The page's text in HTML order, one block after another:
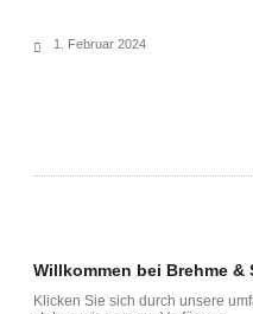
1. Februar 2024
Willkommen bei Brehme &
Klicken Sie sich durch unsere